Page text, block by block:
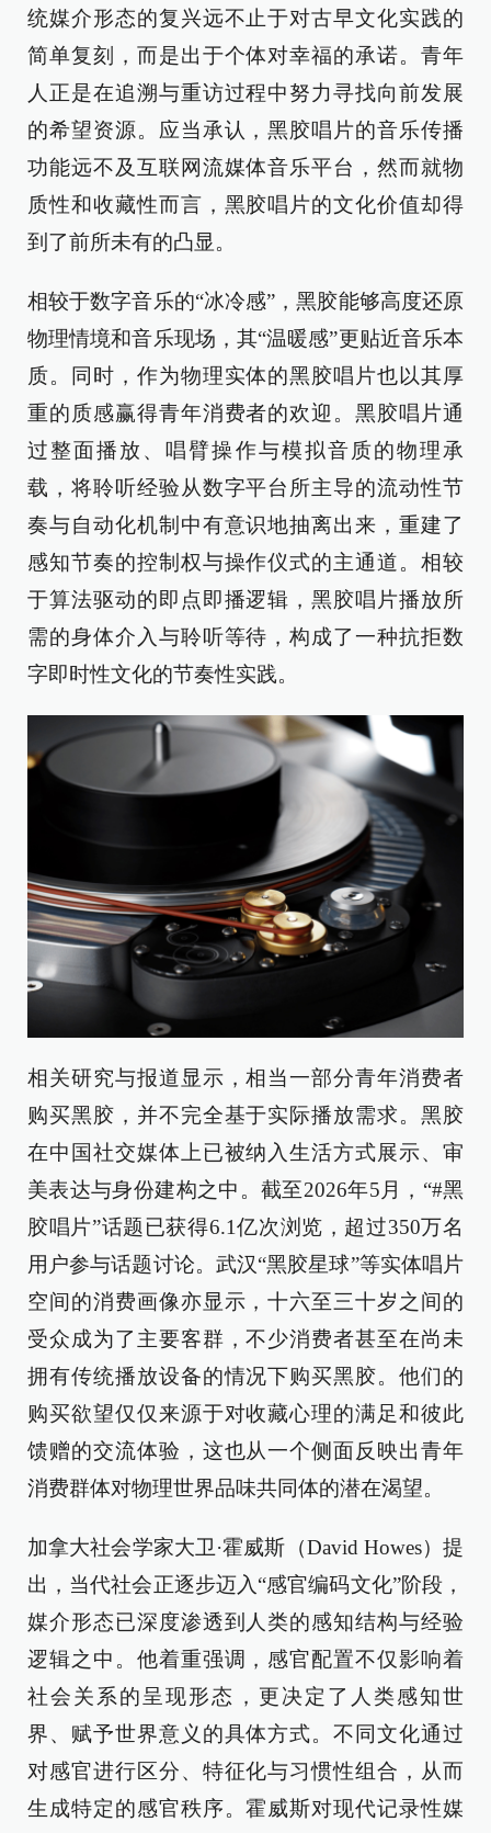
统媒介形态的复兴远不止于对古早文化实践的
简单复刻，而是出于个体对幸福的承诺。青年
人正是在追溯与重访过程中努力寻找向前发展
的希望资源。应当承认，黑胶唱片的音乐传播
功能远不及互联网流媒体音乐平台，然而就物
质性和收藏性而言，黑胶唱片的文化价值却得
到了前所未有的凸显。
相较于数字音乐的“冰冷感”，黑胶能够高度还原
物理情境和音乐现场，其“温暖感”更贴近音乐本
质。同时，作为物理实体的黑胶唱片也以其厚
重的质感赢得青年消费者的欢迎。黑胶唱片通
过整面播放、唱臂操作与模拟音质的物理承
载，将聆听经验从数字平台所主导的流动性节
奏与自动化机制中有意识地抽离出来，重建了
感知节奏的控制权与操作仪式的主通道。相较
于算法驱动的即点即播逻辑，黑胶唱片播放所
需的身体介入与聆听等待，构成了一种抗拒数
字即时性文化的节奏性实践。
相关研究与报道显示，相当一部分青年消费者
购买黑胶，并不完全基于实际播放需求。黑胶
在中国社交媒体上已被纳入生活方式展示、审
美表达与身份建构之中。截至2026年5月，“#黑
胶唱片”话题已获得6.1亿次浏览，超过350万名
用户参与话题讨论。武汉“黑胶星球”等实体唱片
空间的消费画像亦显示，十六至三十岁之间的
受众成为了主要客群，不少消费者甚至在尚未
拥有传统播放设备的情况下购买黑胶。他们的
购买欲望仅仅来源于对收藏心理的满足和彼此
馈赠的交流体验，这也从一个侧面反映出青年
消费群体对物理世界品味共同体的潜在渴望。
加拿大社会学家大卫·霍威斯（David Howes）提
出，当代社会正逐步迈入“感官编码文化”阶段，
媒介形态已深度渗透到人类的感知结构与经验
逻辑之中。他着重强调，感官配置不仅影响着
社会关系的呈现形态，更决定了人类感知世
界、赋予世界意义的具体方式。不同文化通过
对感官进行区分、特征化与习惯性组合，从而
生成特定的感官秩序。霍威斯对现代记录性媒